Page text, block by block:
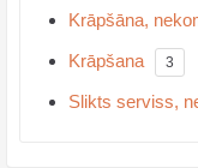
Krāpšāna,
Krāpšana 3
Slikts serviss,